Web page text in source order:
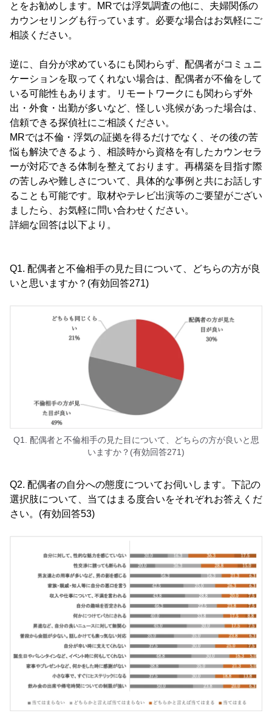
とをお勧めします。MRでは浮気調査の他に、夫婦関係の
カウンセリングも行っています。必要な場合はお気軽にご
相談ください。
逆に、自分が求めているにも関わらず、配偶者がコミュニ
ケーションを取ってくれない場合は、配偶者が不倫をして
いる可能性もあります。リモートワークにも関わらず外
出・外食・出勤が多いなど、怪しい兆候があった場合は、
信頼できる探偵社にご相談ください。
MRでは不倫・浮気の証拠を得るだけでなく、その後の苦
悩も解決できるよう、相談時から資格を有したカウンセラ
ーが対応できる体制を整えております。再構築を目指す際
の苦しみや難しさについて、具体的な事例と共にお話しす
ることも可能です。取材やテレビ出演等のご要望がござい
ましたら、お気軽に問い合わせください。
詳細な回答は以下より。
Q1. 配偶者と不倫相手の見た目について、どちらの方が良
いと思いますか？(有効回答271)
Q1. 配偶者と不倫相手の見た目について、どちらの方が良いと思
いますか？(有効回答271)
Q2. 配偶者の自分への態度についてお伺いします。下記の
選択肢について、当てはまる度合いをそれぞれお答えくだ
さい。(有効回答53)